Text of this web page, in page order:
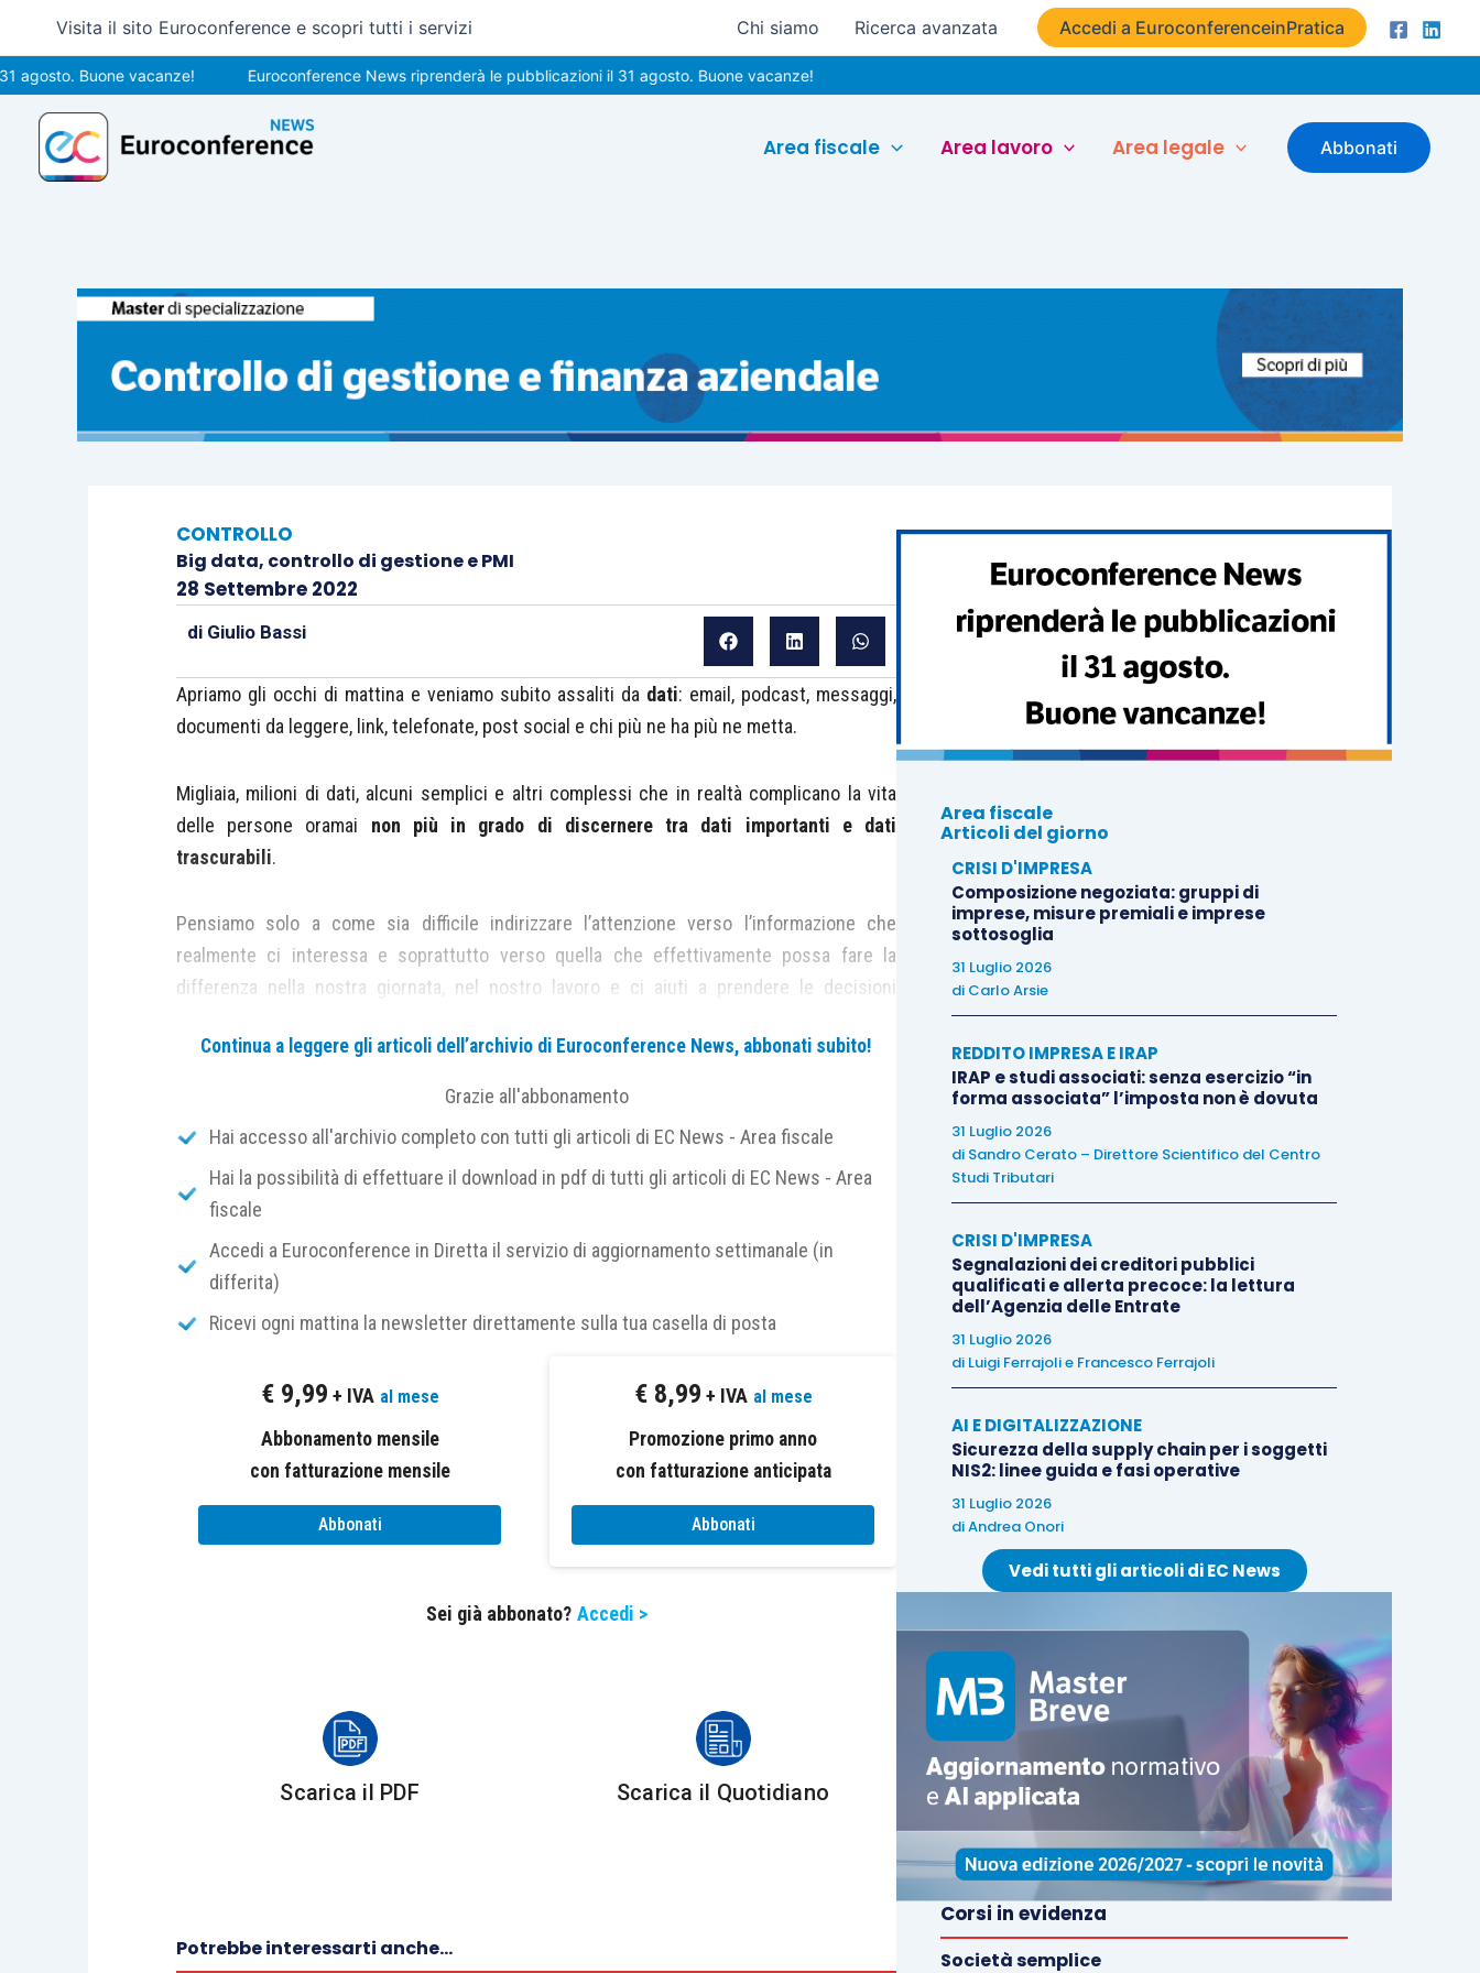
contenuto
Visita il sito Euroconference e scopri tutti i servizi Chi siamo Ricerca avanzata Accedi a EuroconferenceinPratica
Buone vacanze! Euroconference News riprenderà le pubblicazioni il 31 agosto. Buone vacanze!
Area fiscale Area lavoro Area legale Abbonati
CONTROLLO
Big data, controllo di gestione e PMI
28 Settembre 2022
di Giulio Bassi
Apriamo gli occhi di mattina e veniamo subito assaliti da dati: email, podcast, messaggi,
documenti da leggere, link, telefonate, post social e chi più ne ha più ne metta.
Migliaia, milioni di dati, alcuni semplici e altri complessi che in realtà complicano la vita
delle persone oramai non più in grado di discernere tra dati importanti e dati
trascurabili.
Pensiamo solo a come sia difficile indirizzare l’attenzione verso l’informazione che
realmente ci interessa e soprattutto verso quella che effettivamente possa fare la
differenza nella nostra giornata, nel nostro lavoro e ci aiuti a prendere le decisioni
Nelle aziende questo fenomeno viene moltiplicato: in azienda lavorano decine, centinaia o
all’azienda, ed ognuno dei qualiraccoglie datiin forma digitale, cartacea, verbale e visiva.
Questa massa di dati contiene
contiene anche deirischi non trascurabili.
Sulle opportunità c’è poco da dire perché è sotto gli occhi di tutti l’utilità di avere
profilazioni, monitoraggio dell’efficienza dei macchinari, soddisfazione dei clienti …. ecc).
Una ventina di anni fa era necessario pagare
ingenti somme per potere avere a
disposizione i dati che oggi ci assalgono
senza che neanche lo richiediamo.
Suirischic’è invece meno consapevolezza e, su questi, vale la pena spendere due parole.
Seppellire un’azienda sotto milioni di dati rischia di portare, all’attenzione di chi ha
A volte sembra di cercare un
e, quando si pensa di avere trovato il dato
giusto, l’ansia dell’aggiornamento ci porta a
ripetere il lavoro per trovare qualche errore
per trovare qualcosa di meglio e così, all’infinito, senza focalizzare l’attenzione su quello
Le grandi aziende, strutturate e con adeguate risorse finanziarie sono oramai dotate di
uffici IT, software sofisticati che filtrano, scelgono e strutturano i dati in informazionie
Continua a leggere gli articoli dell’archivio di Euroconference News, abbonati subito!
Grazie all'abbonamento
Hai accesso all'archivio completo con tutti gli articoli di EC News - Area fiscale
Hai la possibilità di effettuare il download in pdf di tutti gli articoli di EC News - Area
fiscale
Accedi a Euroconference in Diretta il servizio di aggiornamento settimanale (in
differita)
Ricevi ogni mattina la newsletter direttamente sulla tua casella di posta
€ 9,99 + IVA al mese
Abbonamento mensile
con fatturazione mensile
Abbonati
€ 8,99 + IVA al mese
Promozione primo anno
con fatturazione anticipata
Abbonati
Sei già abbonato? Accedi >
Scarica il PDF Scarica il Quotidiano
Potrebbe interessarti anche...
Area fiscale
Articoli del giorno
CRISI D'IMPRESA
Composizione negoziata: gruppi di
imprese, misure premiali e imprese
sottosoglia
31 Luglio 2026
di Carlo Arsie
REDDITO IMPRESA E IRAP
IRAP e studi associati: senza esercizio “in
forma associata” l’imposta non è dovuta
31 Luglio 2026
di Sandro Cerato – Direttore Scientifico del Centro
Studi Tributari
CRISI D'IMPRESA
Segnalazioni dei creditori pubblici
qualificati e allerta precoce: la lettura
dell’Agenzia delle Entrate
31 Luglio 2026
di Luigi Ferrajolie Francesco Ferrajoli
AI E DIGITALIZZAZIONE
Sicurezza della supply chain per i soggetti
NIS2: linee guida e fasi operative
31 Luglio 2026
diAndrea Onori
Vedi tutti gli articoli di EC News
Corsi in evidenza
Società semplice